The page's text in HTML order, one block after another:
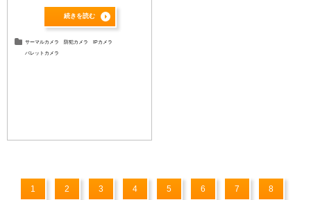
続きを読む
サーマルカメラ 防犯カメラ IPカメラ
バレットカメラ
1 2 3 4 5 6 7 8